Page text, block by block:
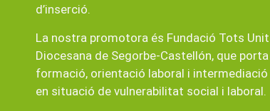
d’inserció.
La nostra promotora és Fundació Tots
Diocesana de Segorbe-Castellón, que
formació, orientació laboral i
en situació de vulnerabilitat social i laboral.